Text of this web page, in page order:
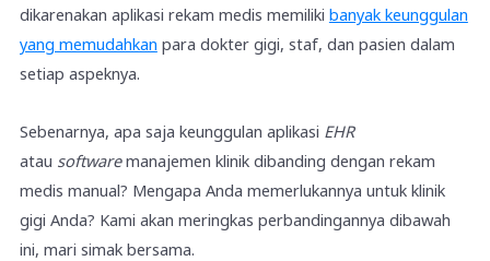
dikarenakan aplikasi rekam medis memiliki banyak keunggulan
yang memudahkan para dokter gigi, staf, dan pasien dalam
setiap aspeknya.
Sebenarnya, apa saja keunggulan aplikasi EHR
atau softwaremanajemen klinik dibanding dengan rekam
medis manual? Mengapa Anda memerlukannya untuk klinik
gigi Anda? Kami akan meringkas perbandingannya dibawah
ini, mari simak bersama.